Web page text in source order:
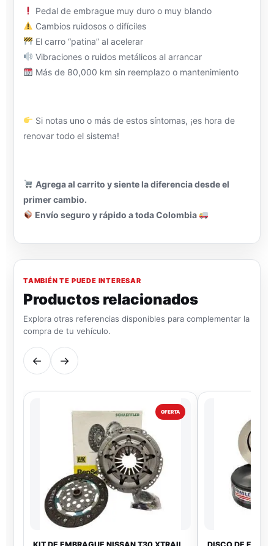
Pedal de embrague muy duro o muy blando
Cambios ruidosos o difíciles
El carro “patina” al acelerar
Vibraciones o ruidos metálicos al arrancar
Más de 80,000 km sin reemplazo o mantenimiento
Si notas uno o más de estos síntomas, ¡es hora de
renovar todo el sistema!
Agrega al carrito y siente la diferencia desde el
primer cambio.
Envío seguro y rápido a toda Colombia
TAMBIÉN TE PUEDE INTERESAR
Productos relacionados
Explora otras referencias disponibles para complementar la
compra de tu vehículo.
← →
OFERTA